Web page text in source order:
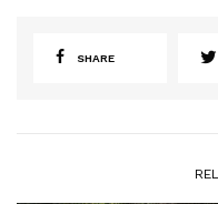
SHARE